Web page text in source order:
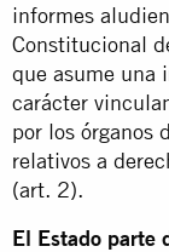
informes
Constitucional
que asume una
carácter
por los órganos
relativos a
(art. 2).
El Estado parte